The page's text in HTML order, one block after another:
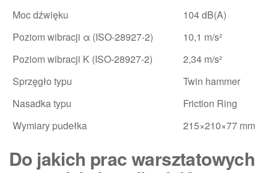
Moc dźwięku
104 dB(A)
Poziom wibracji α (ISO-28927-2)
10,1 m/s²
Poziom wibracji K (ISO-28927-2)
2,34 m/s²
Sprzęgło typu
Twin hammer
Nasadka typu
Friction Ring
Wymiary pudełka
215×210×77 mm
Do jakich prac warsztatowych